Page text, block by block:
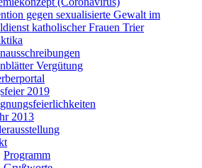
gegen sexualisierte Gewalt im
katholischer Frauen Trier
Vergütung
2019
2013
Programm